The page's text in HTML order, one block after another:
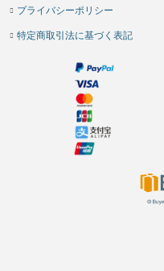
プライバシーポリシー
特定商取引法に基づく表記